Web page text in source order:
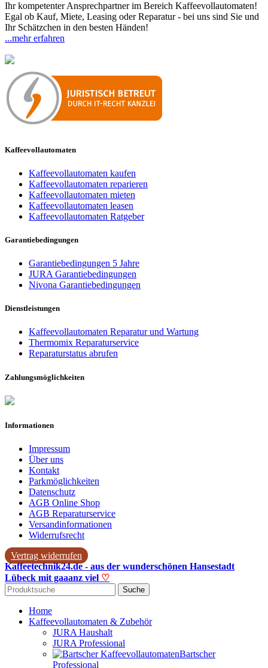
Ihr kompetenter Ansprechpartner im Bereich Kaffeevollautomaten!
Egal ob Kauf, Miete, Leasing oder Reparatur - bei uns sind Sie und
Ihr Schätzchen in den besten Händen!
...mehr erfahren
Kaffeevollautomaten
Kaffeevollautomaten kaufen
Kaffeevollautomaten reparieren
Kaffeevollautomaten mieten
Kaffeevollautomaten leasen
Kaffeevollautomaten Ratgeber
Garantiebedingungen
Garantiebedingungen 5 Jahre
JURA Garantiebedingungen
Nivona Garantiebedingungen
Dienstleistungen
Kaffeevollautomaten Reparatur und Wartung
Thermomix Reparaturservice
Reparaturstatus abrufen
Zahlungsmöglichkeiten
Informationen
Impressum
Über uns
Kontakt
Parkmöglichkeiten
Datenschutz
AGB Online Shop
AGB Reparaturservice
Versandinformationen
Widerrufsrecht
Vertrag widerrufen
Kaffeetechnik24.de - aus der wunderschönen Hansestadt
Lübeck mit gaaanz viel ♡
Suche
Home
Kaffeevollautomaten & Zubehör
JURA Haushalt
JURA Professional
Bartscher
Professional